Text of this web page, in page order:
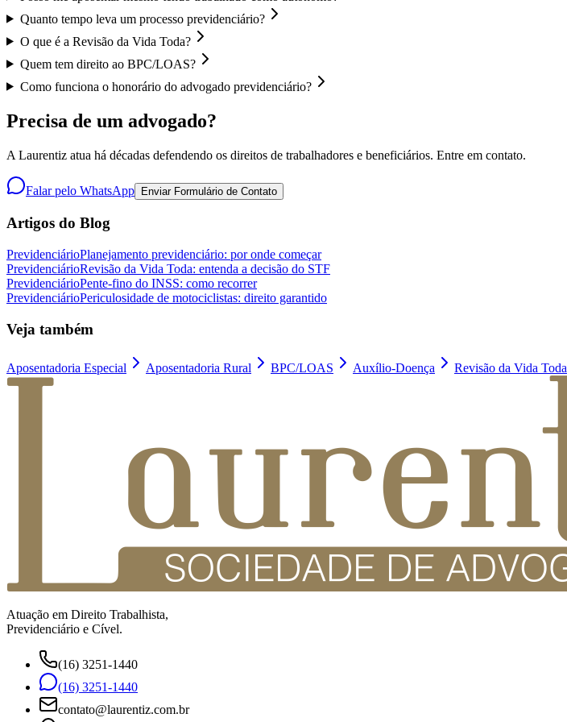
Quanto tempo leva um processo previdenciário?
O que é a Revisão da Vida Toda?
Quem tem direito ao BPC/LOAS?
Como funciona o honorário do advogado previdenciário?
Precisa de um advogado?
A Laurentiz atua há décadas defendendo os direitos de trabalhadores e beneficiários. Entre em contato.
Falar pelo WhatsApp Enviar Formulário de Contato
Artigos do Blog
PrevidenciárioPlanejamento previdenciário: por onde começar
PrevidenciárioRevisão da Vida Toda: entenda a decisão do STF
PrevidenciárioPente-fino do INSS: como recorrer
PrevidenciárioPericulosidade de motociclistas: direito garantido
Veja também
Aposentadoria Especial Aposentadoria Rural BPC/LOAS Auxílio-Doença Revisão da Vida Toda
Atuação em Direito Trabalhista,
Previdenciário e Cível.
(16) 3251-1440
(16) 3251-1440
contato@laurentiz.com.br